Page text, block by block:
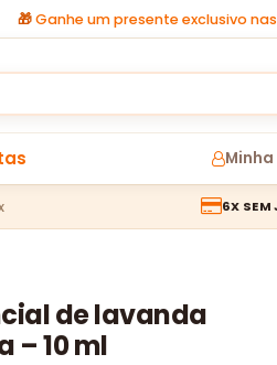
🎁Ganhe um presente exclusivo
6X SEM
de lavanda
– 10 ml